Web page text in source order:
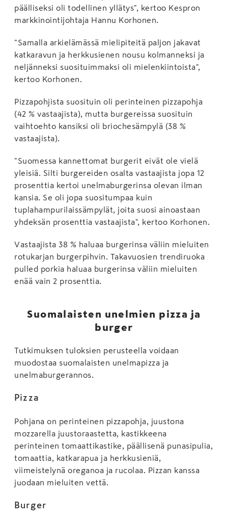
päälliseksi oli todellinen yllätys", kertoo Kespron
markkinointijohtaja Hannu Korhonen.
"Samalla arkielämässä mielipiteitä paljon jakavat
katkaravun ja herkkusienen nousu kolmanneksi ja
neljänneksi suosituimmaksi oli mielenkiintoista",
kertoo Korhonen.
Pizzapohjista suosituin oli perinteinen pizzapohja
(42 % vastaajista), mutta burgereissa suosituin
vaihtoehto kansiksi oli briochesämpylä (38 %
vastaajista).
"Suomessa kannettomat burgerit eivät ole vielä
yleisiä. Silti burgereiden osalta vastaajista jopa 12
prosenttia kertoi unelmaburgerinsa olevan ilman
kansia. Se oli jopa suositumpaa kuin
tuplahampurilaissämpylät, joita suosi ainoastaan
yhdeksän prosenttia vastaajista", kertoo Korhonen.
Vastaajista 38 % haluaa burgerinsa väliin mieluiten
rotukarjan burgerpihvin. Takavuosien trendiruoka
pulled porkia haluaa burgerinsa väliin mieluiten
enää vain 2 prosenttia.
Suomalaisten unelmien pizza ja
burger
Tutkimuksen tuloksien perusteella voidaan
muodostaa suomalaisten unelmapizza ja
unelmaburgerannos.
Pizza
Pohjana on perinteinen pizzapohja, juustona
mozzarella juustoraastetta, kastikkeena
perinteinen tomaattikastike, päällisenä punasipulia,
tomaattia, katkarapua ja herkkusieniä,
viimeistelynä oreganoa ja rucolaa. Pizzan kanssa
juodaan mieluiten vettä.
Burger